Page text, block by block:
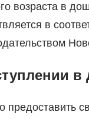
возраста в
в
в